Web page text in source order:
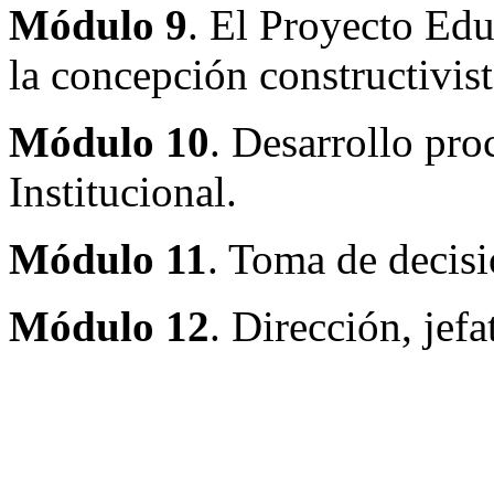
Módulo 9. El Proyecto
la concepción
Módulo 10. Desarrollo
Institucional.
Módulo 11. Toma de
Módulo 12. Dirección,